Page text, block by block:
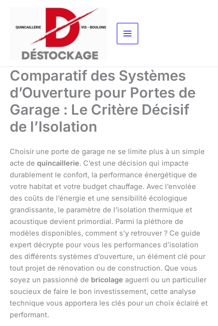
contenu
Comparatif des Systèmes
d’Ouverture pour Portes de
Garage : Le Critère Décisif
de l’Isolation
Choisir une porte de garage ne se limite plus à un simple
acte de quincaillerie. C’est une décision qui impacte
durablement le confort, la performance énergétique de
votre habitat et votre budget chauffage. Avec l’envolée
des coûts de l’énergie et une sensibilité écologique
grandissante, le paramètre de l’isolation thermique et
acoustique devient primordial. Parmi la pléthore de
modèles disponibles, comment s’y retrouver ? Ce guide
expert décrypte pour vous les performances d’isolation
des différents systèmes d’ouverture, un élément clé pour
tout projet de rénovation ou de construction. Que vous
soyez un passionné de bricolage aguerri ou un particulier
soucieux de faire le bon investissement, cette analyse
technique vous apportera les clés pour un choix éclairé et
performant.